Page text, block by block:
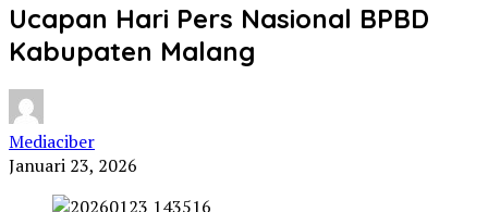
Ucapan Hari Pers Nasional BPBD
Kabupaten Malang
Mediaciber
Januari 23, 2026